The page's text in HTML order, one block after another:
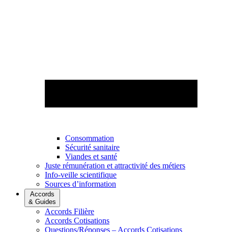
Consommation
Sécurité sanitaire
Viandes et santé
Juste rémunération et attractivité des métiers
Info-veille scientifique
Sources d’information
Accords
& Guides
Accords Filière
Accords Cotisations
Questions/Réponses – Accords Cotisations